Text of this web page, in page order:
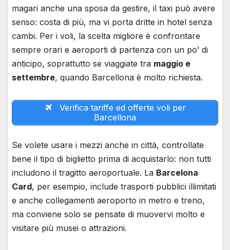
magari anche una sposa da gestire, il taxi può avere
senso: costa di più, ma vi porta dritte in hotel senza
cambi. Per i voli, la scelta migliore è confrontare
sempre orari e aeroporti di partenza con un po’ di
anticipo, soprattutto se viaggiate tra maggio e
settembre, quando Barcellona è molto richiesta.
Verifica tariffe ed offerte voli per
Barcellona
Se volete usare i mezzi anche in città, controllate
bene il tipo di biglietto prima di acquistarlo: non tutti
includono il tragitto aeroportuale. La Barcelona
Card, per esempio, include trasporti pubblici illimitati
e anche collegamenti aeroporto in metro e treno,
ma conviene solo se pensate di muovervi molto e
visitare più musei o attrazioni.